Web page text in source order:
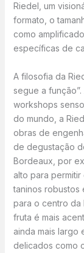
Riedel, um
formato, o
como
específicas de
A filosofia da
segue a
workshops
do mundo, a
obras de
de degustação
Bordeaux, por
alto para
taninos robustos
para o centro
fruta é mais
ainda mais largo
delicados como